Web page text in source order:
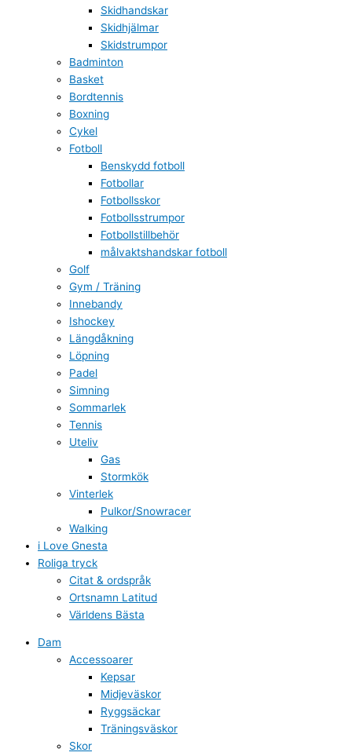
Skidhandskar
Skidhjälmar
Skidstrumpor
Badminton
Basket
Bordtennis
Boxning
Cykel
Fotboll
Benskydd fotboll
Fotbollar
Fotbollsskor
Fotbollsstrumpor
Fotbollstillbehör
målvaktshandskar fotboll
Golf
Gym / Träning
Innebandy
Ishockey
Längdåkning
Löpning
Padel
Simning
Sommarlek
Tennis
Uteliv
Gas
Stormkök
Vinterlek
Pulkor/Snowracer
Walking
i Love Gnesta
Roliga tryck
Citat & ordspråk
Ortsnamn Latitud
Världens Bästa
Dam
Accessoarer
Kepsar
Midjeväskor
Ryggsäckar
Träningsväskor
Skor